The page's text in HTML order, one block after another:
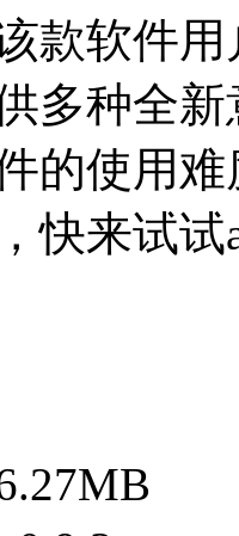
款软件
多种全
的使用
快来试试